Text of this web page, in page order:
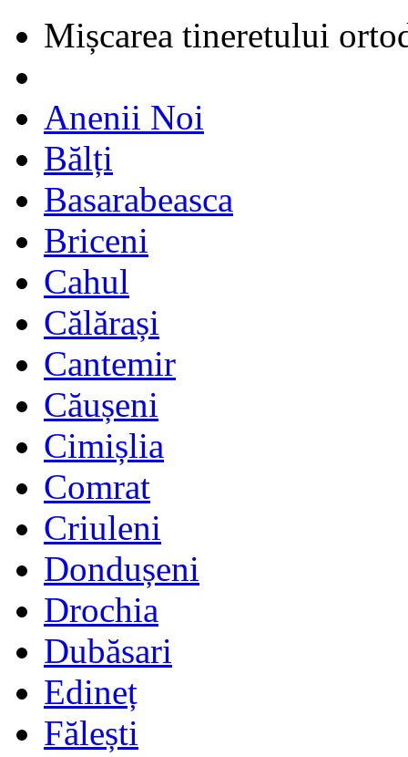
Mișcarea tineretului
Anenii Noi
Bălți
Basarabeasca
Briceni
Cahul
Călărași
Cantemir
Căușeni
Cimișlia
Comrat
Criuleni
Dondușeni
Drochia
Dubăsari
Edineț
Fălești